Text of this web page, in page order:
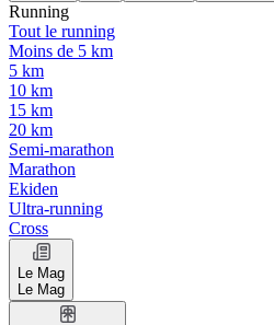
Running
Tout le running
Moins de 5 km
5 km
10 km
15 km
20 km
Semi-marathon
Marathon
Ekiden
Ultra-running
Cross
Le Mag
Le Mag